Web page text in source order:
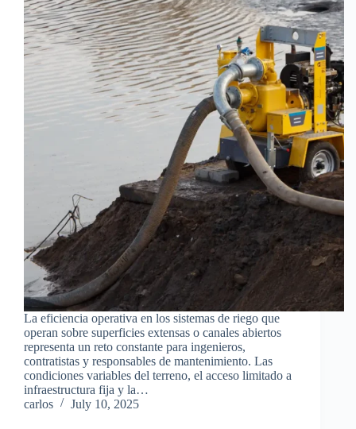
La eficiencia operativa en los sistemas de riego que
operan sobre superficies extensas o canales abiertos
representa un reto constante para ingenieros,
contratistas y responsables de mantenimiento. Las
condiciones variables del terreno, el acceso limitado a
infraestructura fija y la…
carlos
July 10, 2025